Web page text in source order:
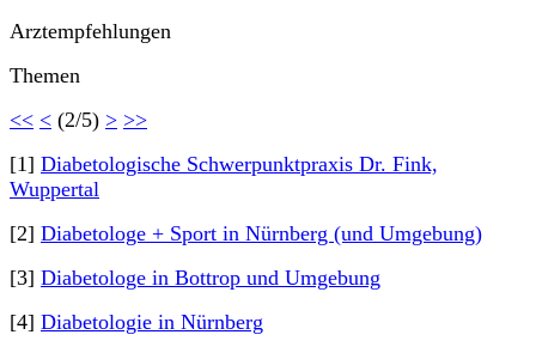
Arztempfehlungen
Themen
<< < (2/5) > >>
[1] Diabetologische Schwerpunktpraxis Dr. Fink,
Wuppertal
[2] Diabetologe + Sport in Nürnberg (und Umgebung)
[3] Diabetologe in Bottrop und Umgebung
[4] Diabetologie in Nürnberg